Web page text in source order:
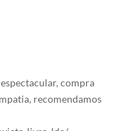
compra
recomendamos